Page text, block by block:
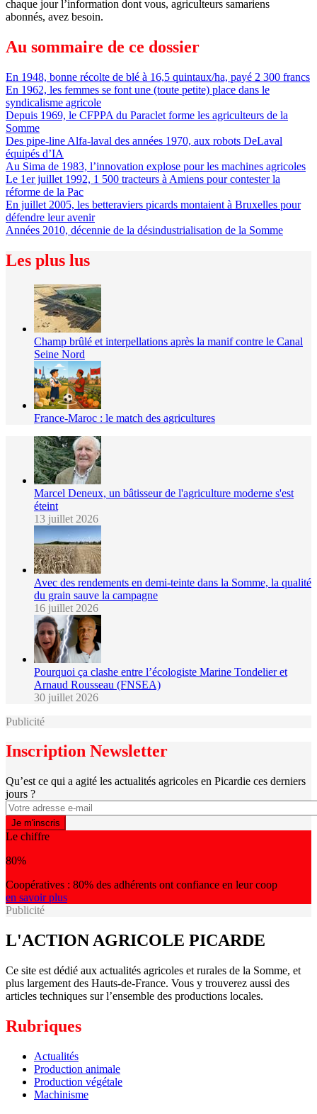
chaque jour l’information dont vous, agriculteurs samariens
abonnés, avez besoin.
Au sommaire de ce dossier
En 1948, bonne récolte de blé à 16,5 quintaux/ha, payé 2 300 francs
En 1962, les femmes se font une (toute petite) place dans le
syndicalisme agricole
Depuis 1969, le CFPPA du Paraclet forme les agriculteurs de la
Somme
Des pipe-line Alfa-laval des années 1970, aux robots DeLaval
équipés d’IA
Au Sima de 1983, l’innovation explose pour les machines agricoles
Le 1er juillet 1992, 1 500 tracteurs à Amiens pour contester la
réforme de la Pac
En juillet 2005, les betteraviers picards montaient à Bruxelles pour
défendre leur avenir
Années 2010, décennie de la désindustrialisation de la Somme
Les plus lus
Champ brûlé et interpellations après la manif contre le Canal
Seine Nord
France-Maroc : le match des agricultures
Marcel Deneux, un bâtisseur de l'agriculture moderne s'est
éteint
13 juillet 2026
Avec des rendements en demi-teinte dans la Somme, la qualité
du grain sauve la campagne
16 juillet 2026
Pourquoi ça clashe entre l’écologiste Marine Tondelier et
Arnaud Rousseau (FNSEA)
30 juillet 2026
Publicité
Inscription Newsletter
Qu’est ce qui a agité les actualités agricoles en Picardie ces derniers
jours ?
Le chiffre
80%
Coopératives : 80% des adhérents ont confiance en leur coop
en savoir plus
Publicité
L'ACTION AGRICOLE PICARDE
Ce site est dédié aux actualités agricoles et rurales de la Somme, et
plus largement des Hauts-de-France. Vous y trouverez aussi des
articles techniques sur l’ensemble des productions locales.
Rubriques
Actualités
Production animale
Production végétale
Machinisme